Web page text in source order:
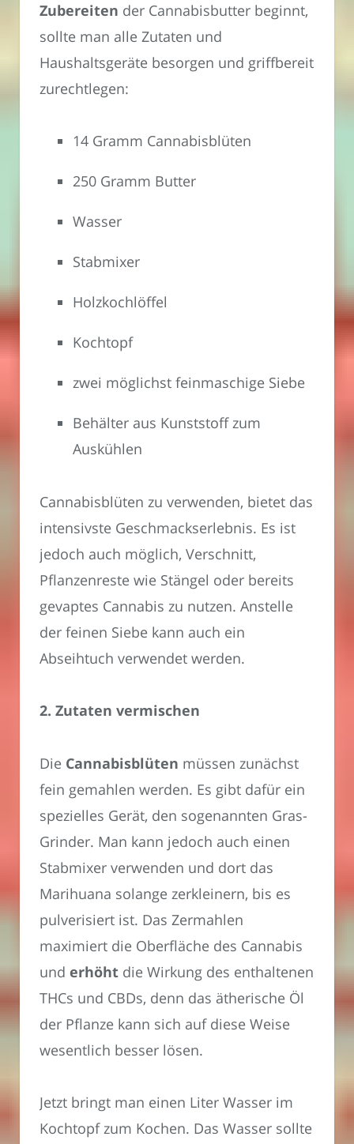
Zubereiten der Cannabisbutter beginnt,
sollte man alle Zutaten und
Haushaltsgeräte besorgen und griffbereit
zurechtlegen:
14 Gramm Cannabisblüten
250 Gramm Butter
Wasser
Stabmixer
Holzkochlöffel
Kochtopf
zwei möglichst feinmaschige Siebe
Behälter aus Kunststoff zum
Auskühlen
Cannabisblüten zu verwenden, bietet das
intensivste Geschmackserlebnis. Es ist
jedoch auch möglich, Verschnitt,
Pflanzenreste wie Stängel oder bereits
gevaptes Cannabis zu nutzen. Anstelle
der feinen Siebe kann auch ein
Abseihtuch verwendet werden.
2. Zutaten vermischen
Die Cannabisblüten müssen zunächst
fein gemahlen werden. Es gibt dafür ein
spezielles Gerät, den sogenannten Gras-
Grinder. Man kann jedoch auch einen
Stabmixer verwenden und dort das
Marihuana solange zerkleinern, bis es
pulverisiert ist. Das Zermahlen
maximiert die Oberfläche des Cannabis
und erhöht die Wirkung des enthaltenen
THCs und CBDs, denn das ätherische Öl
der Pflanze kann sich auf diese Weise
wesentlich besser lösen.
Jetzt bringt man einen Liter Wasser im
Kochtopf zum Kochen. Das Wasser sollte